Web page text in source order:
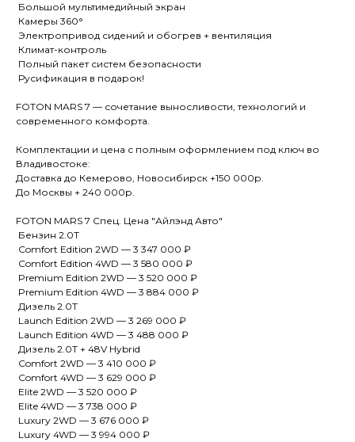
Большой мультимедийный экран
Камеры 360°
Электропривод сидений и обогрев + вентиляция
Климат-контроль
Полный пакет систем безопасности
Русификация в подарок!
FOTON MARS 7 — сочетание выносливости, технологий и
современного комфорта.
Комплектации и цена с полным оформлением под ключ во
Владивостоке:
Доставка до Кемерово, Новосибирск +150 000р.
До Москвы + 240 000р.
FOTON MARS 7 Спец. Цена "Айлэнд Авто"
Бензин 2.0T
Comfort Edition 2WD — 3 347 000 ₽
Comfort Edition 4WD — 3 580 000 ₽
Premium Edition 2WD — 3 520 000 ₽
Premium Edition 4WD — 3 884 000 ₽
Дизель 2.0T
Launch Edition 2WD — 3 269 000 ₽
Launch Edition 4WD — 3 488 000 ₽
Дизель 2.0T + 48V Hybrid
Comfort 2WD — 3 410 000 ₽
Comfort 4WD — 3 629 000 ₽
Elite 2WD — 3 520 000 ₽
Elite 4WD — 3 738 000 ₽
Luxury 2WD — 3 676 000 ₽
Luxury 4WD — 3 994 000 ₽